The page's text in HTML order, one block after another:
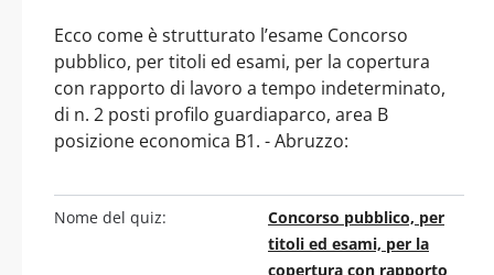
Ecco come è strutturato l’esame Concorso
pubblico, per titoli ed esami, per la copertura
con rapporto di lavoro a tempo indeterminato,
di n. 2 posti profilo guardiaparco, area B
posizione economica B1. - Abruzzo:
Nome del quiz:
Concorso pubblico, per
titoli ed esami, per la
copertura con rapporto